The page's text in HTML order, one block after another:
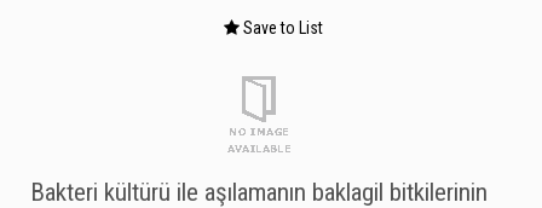
Save to List
Bakteri kültürü ile aşılamanın baklagil bitkilerinin